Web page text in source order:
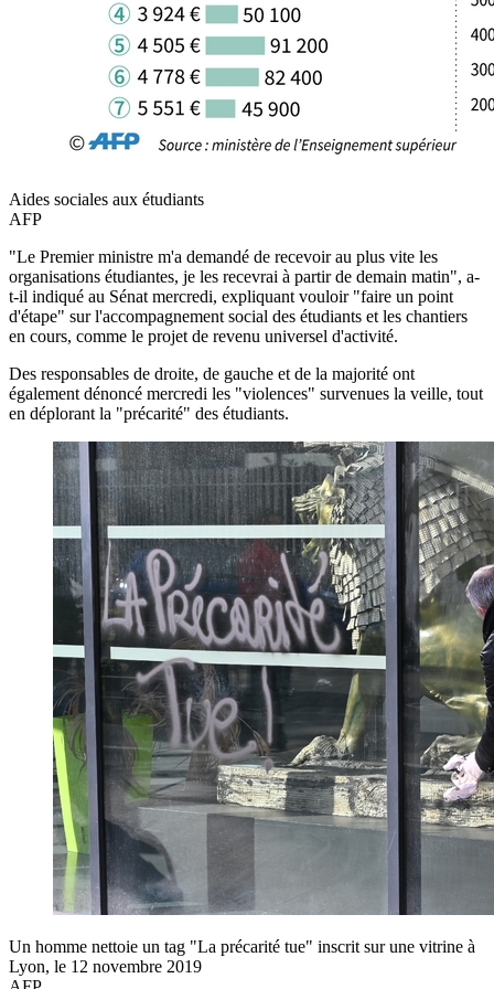
Aides sociales aux étudiants
AFP
"Le Premier ministre m'a demandé de recevoir au plus vite les
organisations étudiantes, je les recevrai à partir de demain matin", a-
t-il indiqué au Sénat mercredi, expliquant vouloir "faire un point
d'étape" sur l'accompagnement social des étudiants et les chantiers
en cours, comme le projet de revenu universel d'activité.
Des responsables de droite, de gauche et de la majorité ont
également dénoncé mercredi les "violences" survenues la veille, tout
en déplorant la "précarité" des étudiants.
Un homme nettoie un tag "La précarité tue" inscrit sur une vitrine à
Lyon, le 12 novembre 2019